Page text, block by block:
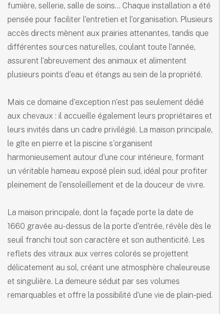
fumière, sellerie, salle de soins… Chaque installation a été
pensée pour faciliter l'entretien et l'organisation. Plusieurs
accès directs mènent aux prairies attenantes, tandis que
différentes sources naturelles, coulant toute l'année,
assurent l'abreuvement des animaux et alimentent
plusieurs points d'eau et étangs au sein de la propriété.
Mais ce domaine d'exception n'est pas seulement dédié
aux chevaux : il accueille également leurs propriétaires et
leurs invités dans un cadre privilégié. La maison principale,
le gîte en pierre et la piscine s'organisent
harmonieusement autour d'une cour intérieure, formant
un véritable hameau exposé plein sud, idéal pour profiter
pleinement de l'ensoleillement et de la douceur de vivre.
La maison principale, dont la façade porte la date de
1660 gravée au-dessus de la porte d'entrée, révèle dès le
seuil franchi tout son caractère et son authenticité. Les
reflets des vitraux aux verres colorés se projettent
délicatement au sol, créant une atmosphère chaleureuse
et singulière. La demeure séduit par ses volumes
remarquables et offre la possibilité d'une vie de plain-pied.